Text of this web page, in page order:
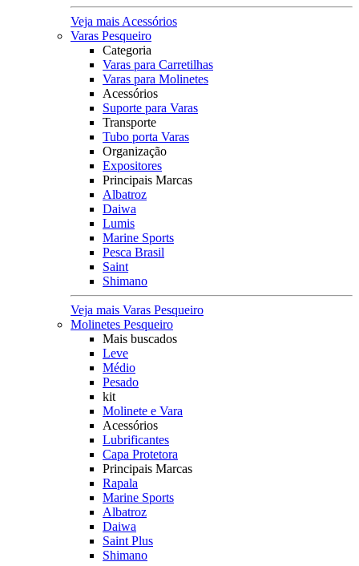
Veja mais Acessórios
Varas Pesqueiro
Categoria
Varas para Carretilhas
Varas para Molinetes
Acessórios
Suporte para Varas
Transporte
Tubo porta Varas
Organização
Expositores
Principais Marcas
Albatroz
Daiwa
Lumis
Marine Sports
Pesca Brasil
Saint
Shimano
Veja mais Varas Pesqueiro
Molinetes Pesqueiro
Mais buscados
Leve
Médio
Pesado
kit
Molinete e Vara
Acessórios
Lubrificantes
Capa Protetora
Principais Marcas
Rapala
Marine Sports
Albatroz
Daiwa
Saint Plus
Shimano